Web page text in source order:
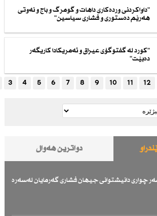
"داواكردنى ورده‌كارى داهات و گومرگ و باج و نه‌وتى
هه‌رێم ده‌ستورى و فشارى سیاسین"
"كورد له‌ گفتوگۆى عیراق و ئه‌مریكادا كاریگه‌ر
ده‌بێت"
3 4 5 6 7 8 9 10 11 12
دواترین هەواڵ
چواری دانیشتوانی جیهان فشاری گەرمایان لەسەرە